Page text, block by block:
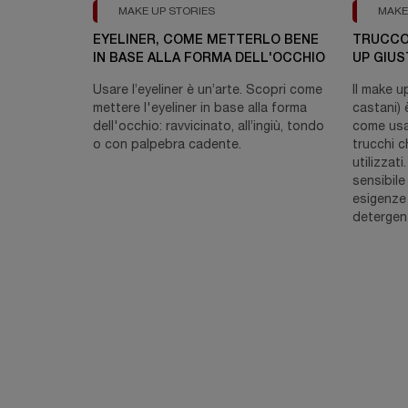
MAKE UP STORIES
EYELINER, COME METTERLO BENE
IN BASE ALLA FORMA DELL'OCCHIO
Usare l’eyeliner è un’arte. Scopri come
mettere l'eyeliner in base alla forma
dell'occhio: ravvicinato, all’ingiù, tondo
o con palpebra cadente.
UP
Il make
castani)
come
trucchi